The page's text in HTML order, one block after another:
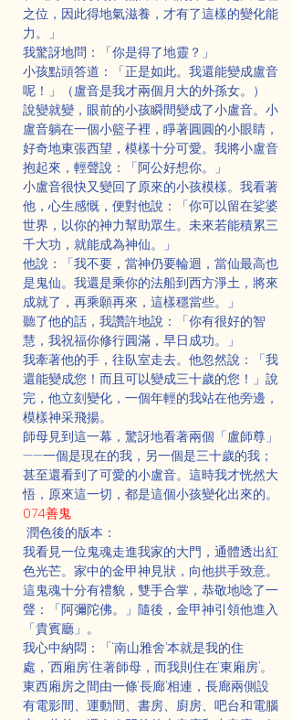
之位，因此得地氣滋養，才有了這樣的變化能
力。」
我驚訝地問：「你是得了地靈？」
小孩點頭答道：「正是如此。我還能變成盧音
呢！」（盧音是我才兩個月大的外孫女。）
說變就變，眼前的小孩瞬間變成了小盧音。小
盧音躺在一個小籃子裡，睜著圓圓的小眼睛，
好奇地東張西望，模樣十分可愛。我將小盧音
抱起來，輕聲說：「阿公好想你。」
小盧音很快又變回了原來的小孩模樣。我看著
他，心生感慨，便對他說：「你可以留在娑婆
世界，以你的神力幫助眾生。未來若能積累三
千大功，就能成為神仙。」
他說：「我不要，當神仍要輪迴，當仙最高也
是鬼仙。我還是乘你的法船到西方淨土，將來
成就了，再乘願再來，這樣穩當些。」
聽了他的話，我讚許地說：「你有很好的智
慧，我祝福你修行圓滿，早日成功。」
我牽著他的手，往臥室走去。他忽然說：「我
還能變成您！而且可以變成三十歲的您！」說
完，他立刻變化，一個年輕的我站在他旁邊，
模樣神采飛揚。
師母見到這一幕，驚訝地看著兩個「盧師尊」
——一個是現在的我，另一個是三十歲的我；
甚至還看到了可愛的小盧音。這時我才恍然大
悟，原來這一切，都是這個小孩變化出來的。
074善鬼
潤色後的版本：
我看見一位鬼魂走進我家的大門，通體透出紅
色光芒。家中的金甲神見狀，向他拱手致意。
這鬼魂十分有禮貌，雙手合掌，恭敬地唸了一
聲：「阿彌陀佛。」隨後，金甲神引領他進入
「貴賓廳」。
我心中納悶：「‘南山雅舍’本就是我的住
處，‘西廂房’住著師母，而我則住在‘東廂房’。
東西廂房之間由一條‘長廊’相連，長廊兩側設
有電影間、運動間、書房、廚房、吧台和電腦